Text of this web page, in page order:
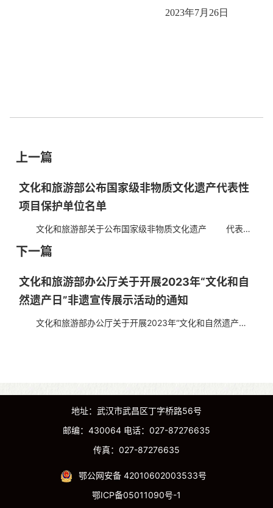
2023年7月26日
上一篇
文化和旅游部公布国家级非物质文化遗产代表性
项目保护单位名单
文化和旅游部关于公布国家级非物质文化遗产 代表性
项目保护单位名单的公告 为贯彻落实中共中央办公厅、国
务院办公厅印发的《关于进一步加强非物质文化遗产...
下一篇
文化和旅游部办公厅关于开展2023年“文化和自
然遗产日”非遗宣传展示活动的通知
文化和旅游部办公厅关于开展2023年“文化和自然遗产
地址：武汉市武昌区丁字桥路56号
邮编：430064 电话：027-87276635
传真：027-87276635
鄂公网安备 42010602003533号
鄂ICP备05011090号-1